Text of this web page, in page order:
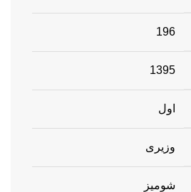
196
1395
اول
وزیری
شومیز